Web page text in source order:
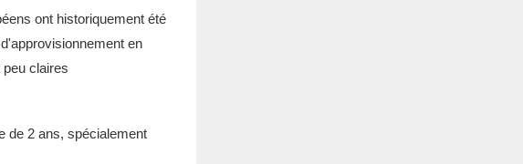
ont historiquement été
en
claires
de 2 ans, spécialement